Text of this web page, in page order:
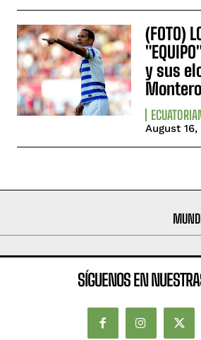
(FOTO)
y sus
Montero
August 16,
SÍGUENOS EN